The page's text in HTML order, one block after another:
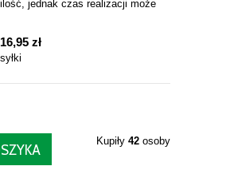
jednak czas realizacji może
zł
Kupiły 42osoby